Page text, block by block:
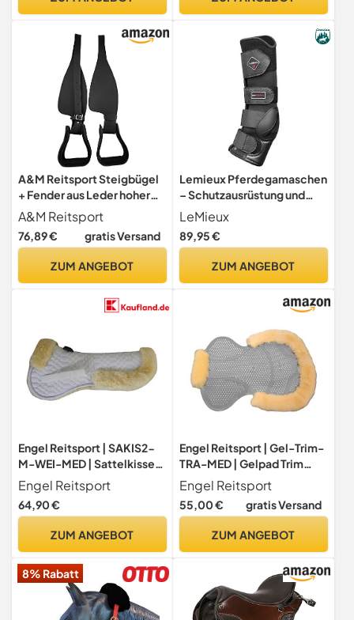
Baumloser Sattel
A&M Reitsport Steigbügel
+ Fender aus Leder hoher
Qualität, Neu,
Farbe:Schwarz
A&M Reitsport
76,89 € gratis Versand
ZUM ANGEBOT
Lemieux Pferdegamaschen
– Schutzausrüstung und
Trainingsausrüstung –
Pferdestiefel, Bandagen
und Zubehör (Schwarz,
LeMieux
89,95 €
ZUM ANGEBOT
Engel Reitsport | SAKIS2-
M-WEI-MED | Sattelkissen
mit echtem Merino
Lammfell | mit Fellrand
vorne und hinten |
Grösse M
Engel Reitsport
64,90 €
ZUM ANGEBOT
Engel Reitsport | Gel-Trim-
TRA-MED | Gelpad Trim
transparent | helles Gel
Sattelkissen mit Lammfell
Kranz | optimale
Antirutsch | perforiert
Engel Reitsport
55,00 € gratis Versand
ZUM ANGEBOT
8% Rabatt